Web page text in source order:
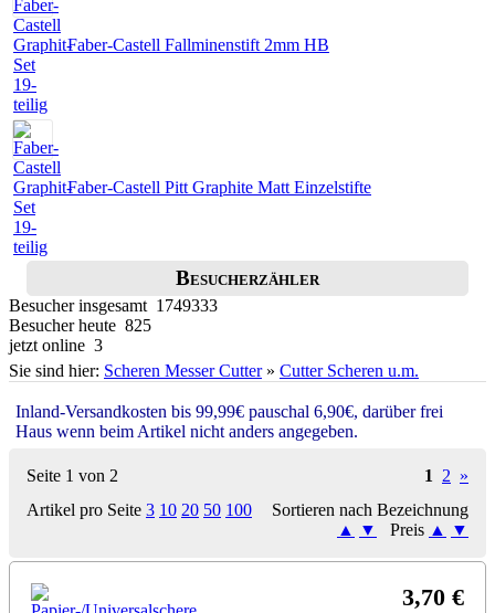
Faber-Castell Fallminenstift 2mm HB
Faber-Castell Pitt Graphite Matt Einzelstifte
Besucherzähler
Besucher insgesamt 1749333
Besucher heute 825
jetzt online 3
Sie sind hier: Scheren Messer Cutter» Cutter Scheren u.m.
Inland-Versandkosten bis 99,99€ pauschal 6,90€, darüber frei
Haus wenn beim Artikel nicht anders angegeben.
Seite 1 von 2 1 2 »
Artikel pro Seite 3 10 20 50 100
Sortieren nach Bezeichnung
▲
▼ Preis ▲ ▼
3,70 €